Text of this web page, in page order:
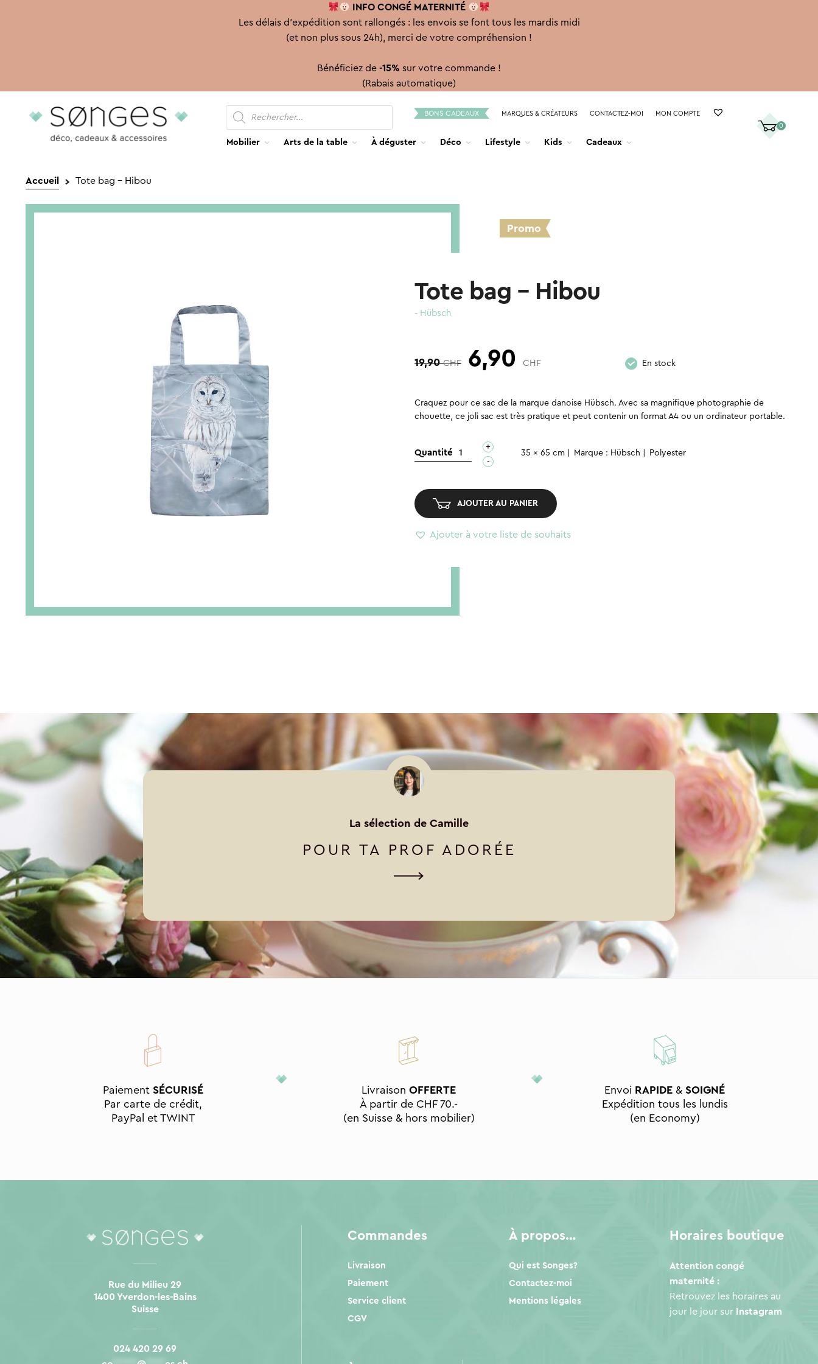
INFO CONGÉ MATERNITÉ
Les délais d'expédition sont rallongés : les envois se font tous les mardis midi
(et non plus sous 24h), merci de votre compréhension !
Bénéficiez de -15% sur votre commande !
(Rabais automatique)
Aller
Aller
contenu
Recherche
de
produits
BONS CADEAUX MARQUES & CRÉATEURS CONTACTEZ-MOI MON COMPTE
Mobilier Arts de la table À déguster Déco Lifestyle Kids Cadeaux
0
Accueil Tote bag – Hibou
Promo
Tote bag – Hibou
- Hübsch
19,90CHF
Le
prix
initial
était :
19,90 CHF.
6,90CHFLe
prix
6,90 CHF.
En stock
Craquez pour ce sac de la marque danoise Hübsch. Avec sa magnifique photographie de
chouette, ce joli sac est très pratique et peut contenir un format A4 ou un ordinateur portable.
Quantité quantité+
-
35 x 65 cm Marque : Hübsch Polyester
AJOUTER AU PANIER
Ajouter à votre liste de souhaits
La sélection de Camille
POUR TA PROF ADORÉE
PaiementSÉCURISÉ
Par carte de crédit,
PayPal et TWINT
LivraisonOFFERTE
À partir de CHF 70.-
(en Suisse & hors mobilier)
Envoi RAPIDE &SOIGNÉ
Expédition tous les lundis
(en Economy)
Rue du Milieu 29
1400 Yverdon-les-Bains
Suisse
024 420 29 69
Commandes
Livraison
Paiement
Service client
CGV
À propos…
Qui est Songes?
Contactez-moi
Mentions légales
Horaires boutique
Attention congé
maternité :
Retrouvez les horaires au
jour le jour sur
Instagram